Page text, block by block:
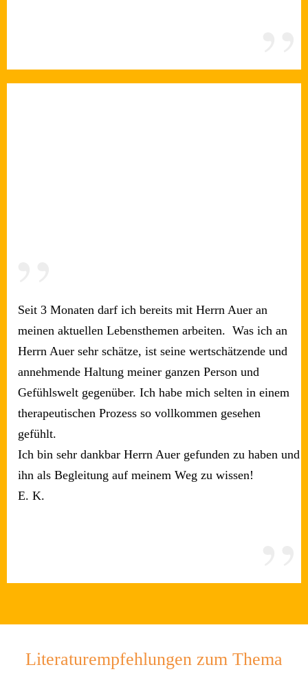
”
”
Seit 3 Monaten darf ich bereits mit Herrn Auer an
meinen aktuellen Lebensthemen arbeiten. Was ich an
Herrn Auer sehr schätze, ist seine wertschätzende und
annehmende Haltung meiner ganzen Person und
Gefühlswelt gegenüber. Ich habe mich selten in einem
therapeutischen Prozess so vollkommen gesehen
gefühlt.
Ich bin sehr dankbar Herrn Auer gefunden zu haben und
ihn als Begleitung auf meinem Weg zu wissen!
E. K.
”
Literaturempfehlungen zum Thema